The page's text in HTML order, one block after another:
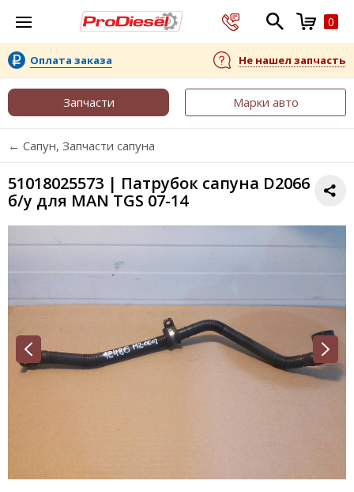
0
Оплата заказа Не нашел запчасть
Запчасти Марки авто
← Сапун, Запчасти сапуна
51018025573 | Патрубок сапуна D2066
б/у для MAN TGS 07-14